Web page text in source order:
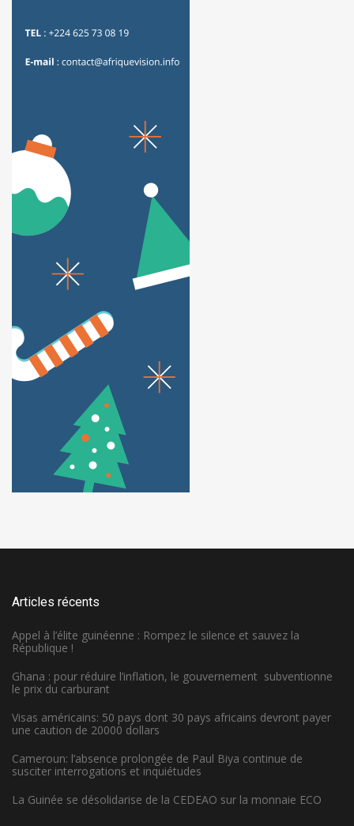
Articles récents
Appel à l’élite guinéenne : Rompez le silence et sauvez la
République !
Ghana : pour réduire l’inflation, le gouvernement subventionne
le prix du carburant
Visas américains: 50 pays dont 30 pays africains devront payer
une caution de 20000 dollars
Cameroun: l’absence prolongée de Paul Biya continue de
susciter interrogations et inquiétudes
La Guinée se désolidarise de la CEDEAO sur la monnaie ECO